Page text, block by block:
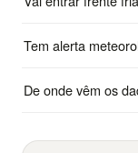
Tem alerta
De onde vêm os